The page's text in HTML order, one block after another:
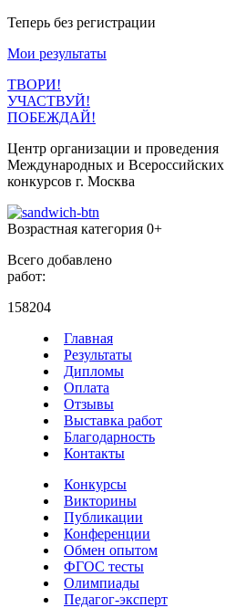
Теперь без регистрации
Мои результаты
ТВОРИ!
УЧАСТВУЙ!
ПОБЕЖДАЙ!
Центр организации и проведения
Международных и Всероссийских
конкурсов г. Москва
Возрастная категория 0+
Всего добавлено
работ:
158204
Главная
Результаты
Дипломы
Оплата
Отзывы
Выставка работ
Благодарность
Контакты
Конкурсы
Викторины
Публикации
Конференции
Обмен опытом
ФГОС тесты
Олимпиады
Педагог-эксперт